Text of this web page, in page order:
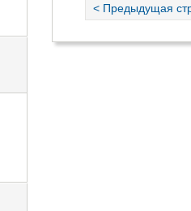
< Предыдущая